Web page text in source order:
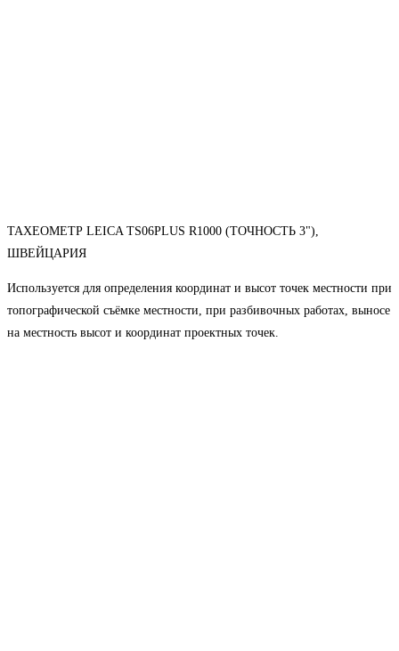
ТАХЕОМЕТР LEICA TS06PLUS R1000 (ТОЧНОСТЬ 3"),
ШВЕЙЦАРИЯ
Используется для определения координат и высот точек местности при
топографической съёмке местности, при разбивочных работах, выносе
на местность высот и координат проектных точек.